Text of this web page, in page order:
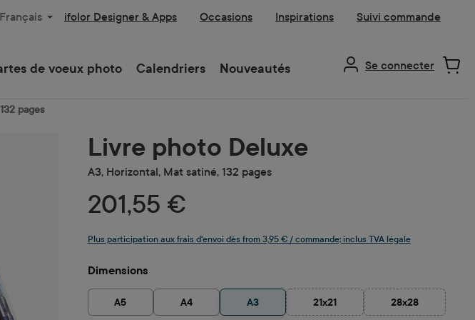
Français ifolor Designer & Apps Occasions Inspirations Suivi commande
de voeux photo Calendriers Nouveautés Se connecter
pages
Livre photo Deluxe
A3, Horizontal, Mat satiné, 132 pages
201,55 €
Plus participation aux frais d'envoi dès from 3,95 € / commande; inclus TVA légale
Sélectionnez
Dimensions
A5 A4 A3 21x21
(Cette option n'est pas disponible
28x28
(Cette option